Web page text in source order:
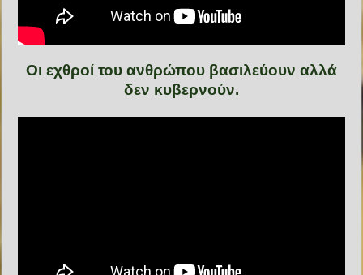
Οι εχθροί του ανθρώπου βασιλεύουν αλλά
δεν κυβερνούν.